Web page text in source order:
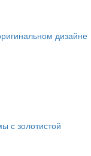
дизайне
с золотистой